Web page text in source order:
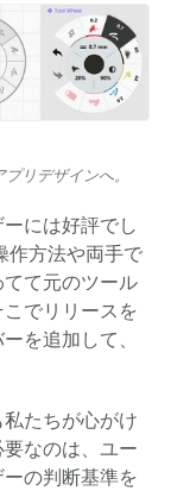
リデザインへ。
には好評でし
作方法や両手で
て元のツール
でリリースを
を追加して、
たちが心がけ
なのは、ユー
の判断基準を